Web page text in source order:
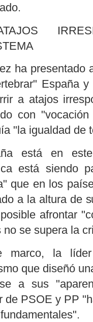
ha presentado
España
a atajos
con
"la igualdad de
está en este
está siendo
que en los
a la altura de
afrontar
no se supera la
marco, la
que diseñó
a sus
de PSOE y PP